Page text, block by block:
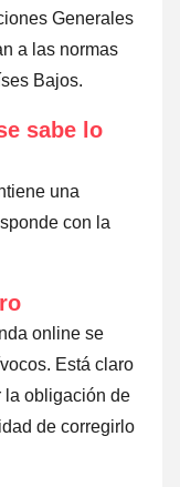
Generales
a las normas
Bajos.
sabe lo
una
con la
online se
Está claro
la obligación de
de corregirlo